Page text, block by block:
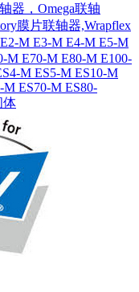
器，Omega联轴
膜片联轴器,Wrapflex
M E3-M E4-M E5-M
M E70-M E80-M E100-
M ES5-M ES10-M
M ES70-M ES80-
体